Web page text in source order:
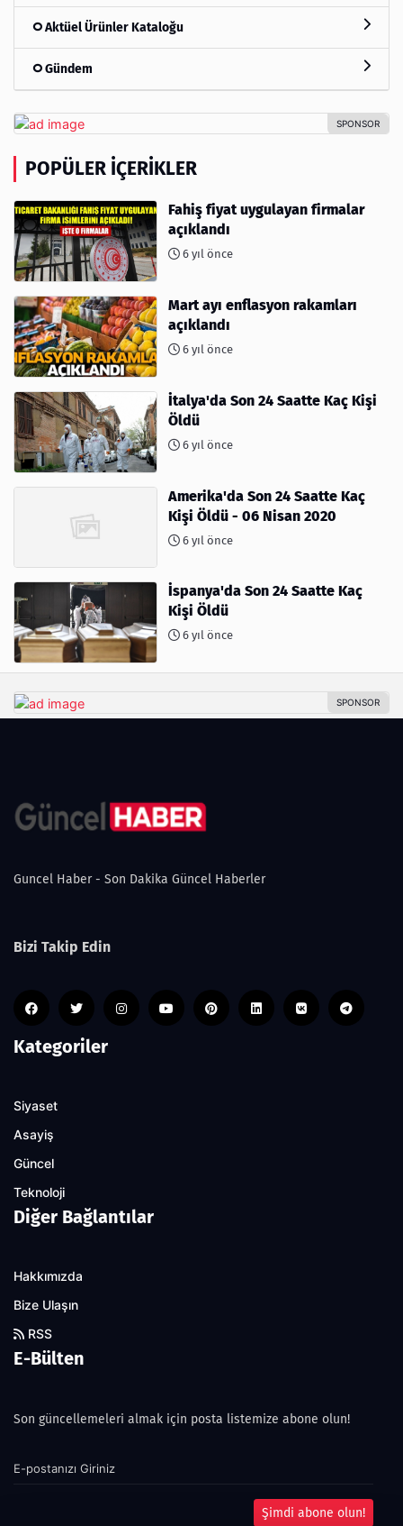
Aktüel Ürünler Kataloğu
Gündem
POPÜLER İÇERIKLER
Fahiş fiyat uygulayan firmalar
açıklandı
6 yıl önce
Mart ayı enflasyon rakamları
açıklandı
6 yıl önce
İtalya'da Son 24 Saatte Kaç Kişi
Öldü
6 yıl önce
Amerika'da Son 24 Saatte Kaç
Kişi Öldü - 06 Nisan 2020
6 yıl önce
İspanya'da Son 24 Saatte Kaç
Kişi Öldü
6 yıl önce
Guncel Haber - Son Dakika Güncel Haberler
Bizi Takip Edin
Kategoriler
Siyaset
Asayiş
Güncel
Teknoloji
Diğer Bağlantılar
Hakkımızda
Bize Ulaşın
RSS
E-Bülten
Son güncellemeleri almak için posta listemize abone olun!
Şimdi abone olun!